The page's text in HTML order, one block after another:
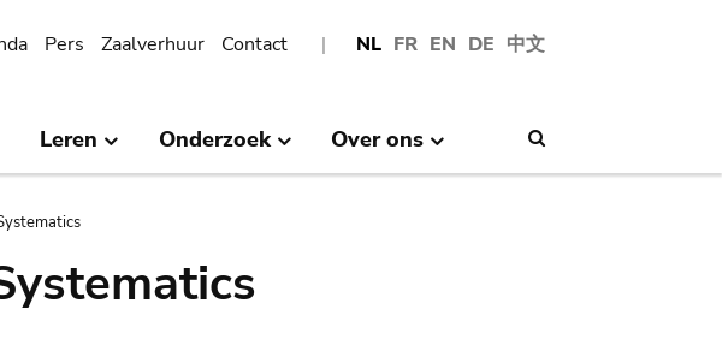
NL FR EN DE 中文
Pers Zaalverhuur Contact
Leren Onderzoek Over ons